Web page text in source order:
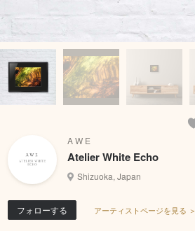
A W E
Atelier White Echo
Shizuoka, Japan
フォローする アーティストページを見る ＞